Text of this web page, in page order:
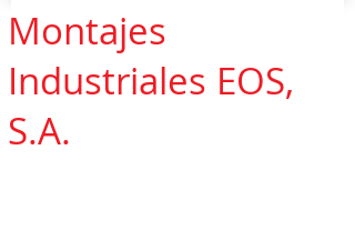
Montajes
Industriales EOS,
S.A.